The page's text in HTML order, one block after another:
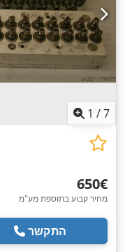
1 /7
‏650 ‏€
מחיר קבוע בתוספת מע"מ
התקשר